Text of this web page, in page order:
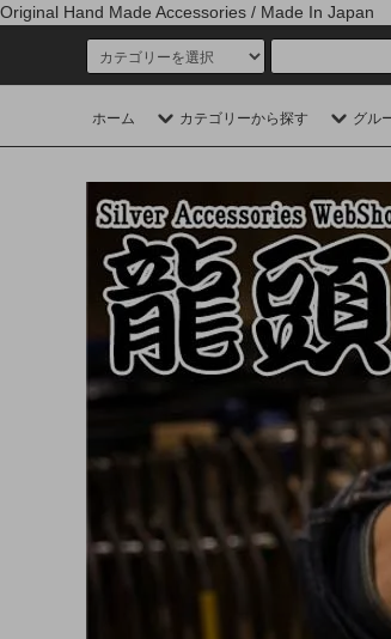
Original Hand Made Accessories / Made In Japan
ホーム カテゴリーから探す グル